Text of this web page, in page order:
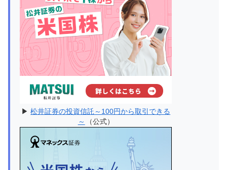
▶松井証券の投資信託～100円から取引できる
～
（公式）